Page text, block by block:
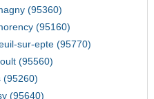
(95360)
(95160)
sur-epte (95770)
(95560)
(95260)
(95640)